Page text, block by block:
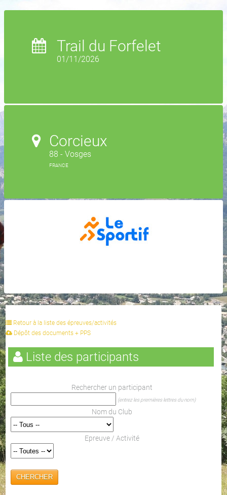
Trail du Forfelet
01/11/2026
Corcieux
88 - Vosges
FRANCE
Retour à la liste des épreuves/activités
Dépôt des documents + PPS
Liste des participants
Rechercher un participant
(entrez les premières lettres du nom)
Nom du Club
Epreuve / Activité
CHERCHER